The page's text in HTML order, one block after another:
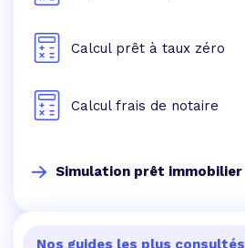
Calcul prêt à taux zéro
Calcul frais de notaire
Simulation prêt immobilier